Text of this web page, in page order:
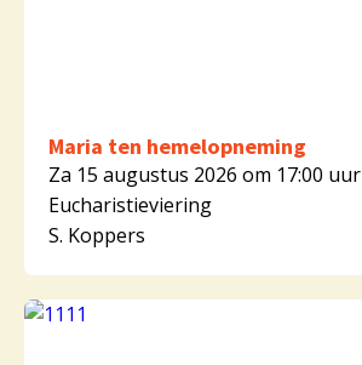
Maria ten hemelopneming
Za 15 augustus 2026 om 17:00 uur
Eucharistieviering
S. Koppers